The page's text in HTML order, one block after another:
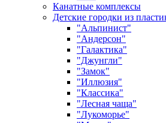
Канатные комплексы
Детские городки из
"Альпинист"
"Андерсон"
"Галактика"
"Джунгли"
"Замок"
"Иллюзия"
"Классика"
"Лесная чаща"
"Лукоморье"